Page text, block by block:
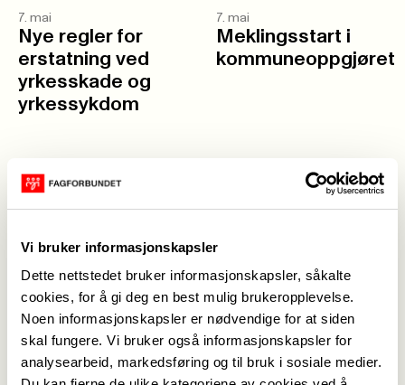
Vi bruker informasjonskapsler
Dette nettstedet bruker informasjonskapsler, såkalte
cookies, for å gi deg en best mulig brukeropplevelse.
Noen informasjonskapsler er nødvendige for at siden
skal fungere. Vi bruker også informasjonskapsler for
analysearbeid, markedsføring og til bruk i sosiale medier.
7. mai
Nye regler for
erstatning ved
yrkesskade og
yrkessykdom
7. mai
Meklingsstart i
kommuneoppgjøret
Når
streikebidraget er
Lønnsoppgjøret
for Norlandia-
30. april
Skuffet over brudd
i
kommuneoppgjøret
29. april
Flere datoer i
lønnsoppgjøret